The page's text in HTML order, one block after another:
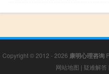
Copyright © 2012 - 2026 康明心理咨询
网站地图 | 疑难解答